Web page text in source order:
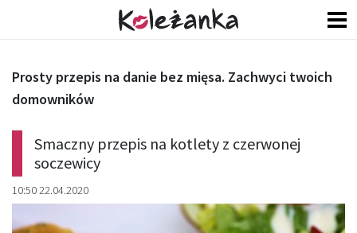
Smaczny przepis na kotlety z czerwonej
soczewicy
10:50 22.04.2020
Prosty przepis na danie bez mięsa. Zachwyci twoich
domowników